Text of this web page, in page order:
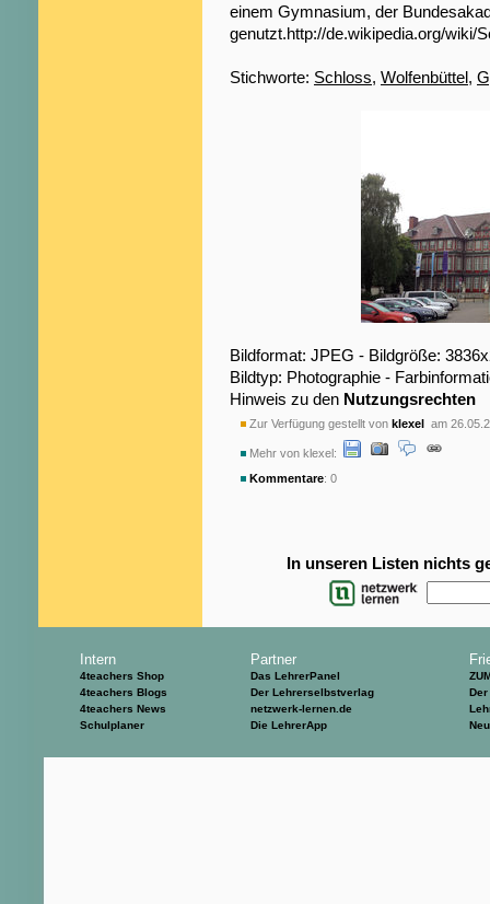
einem Gymnasium, der
genutzt.http://de.wikipedia.org/wiki/
Stichworte: Schloss, Wolfenbüttel,
Bildformat: JPEG - Bildgröße:
Bildtyp: Photographie -
Hinweis zu den Nutzungsrechten
Zur Verfügung gestellt von klexel am
Mehr von klexel:
Kommentare: 0
In unseren Listen nichts
Intern
4teachers Shop
4teachers Blogs
4teachers News
Schulplaner
Partner
Das LehrerPanel
Der Lehrerselbstverlag
netzwerk-lernen.de
Die LehrerApp